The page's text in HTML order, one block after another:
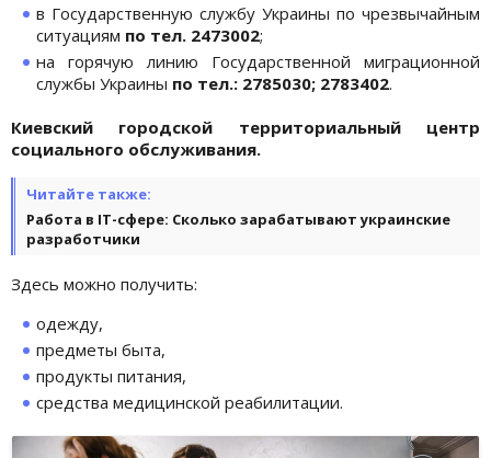
в Государственную службу Украины по чрезвычайным
ситуациям по тел. 2473002;
на горячую линию Государственной миграционной
службы Украины по тел.: 2785030; 2783402.
Киевский городской территориальный центр
социального обслуживания.
Читайте также:
Работа в IТ-сфере: Сколько зарабатывают украинские
разработчики
Здесь можно получить:
одежду,
предметы быта,
продукты питания,
средства медицинской реабилитации.